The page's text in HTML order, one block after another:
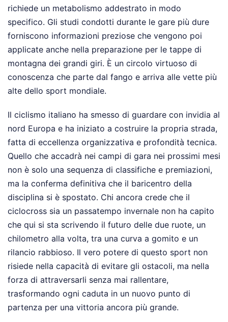
richiede un metabolismo addestrato in modo
specifico. Gli studi condotti durante le gare più dure
forniscono informazioni preziose che vengono poi
applicate anche nella preparazione per le tappe di
montagna dei grandi giri. È un circolo virtuoso di
conoscenza che parte dal fango e arriva alle vette più
alte dello sport mondiale.
Il ciclismo italiano ha smesso di guardare con invidia al
nord Europa e ha iniziato a costruire la propria strada,
fatta di eccellenza organizzativa e profondità tecnica.
Quello che accadrà nei campi di gara nei prossimi mesi
non è solo una sequenza di classifiche e premiazioni,
ma la conferma definitiva che il baricentro della
disciplina si è spostato. Chi ancora crede che il
ciclocross sia un passatempo invernale non ha capito
che qui si sta scrivendo il futuro delle due ruote, un
chilometro alla volta, tra una curva a gomito e un
rilancio rabbioso. Il vero potere di questo sport non
risiede nella capacità di evitare gli ostacoli, ma nella
forza di attraversarli senza mai rallentare,
trasformando ogni caduta in un nuovo punto di
partenza per una vittoria ancora più grande.